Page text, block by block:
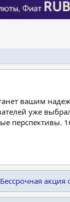
вашим
уже
Бессрочная